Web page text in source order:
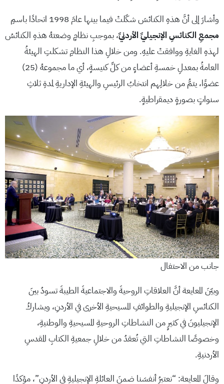
وأشارَ إلى أنَّ هذهِ الكنائسَ شكّلتْ فيما بينها عامَ 1998 اتحادًا باسمِ
مجمعِ الكنائسِ الإنجيليِّ الأردنيِّ، بموجبِ نظامٍ وضعتهُ هذهِ الكنائسُ
لهذهِ الغايةِ ووافقتْ عليهِ. ومن خلالِ هذا النظامِ تشكلتِ الهيئةُ
العامةُ بمعدلِ خمسةِ أعضاءٍ من كلِّ كنيسةٍ، أي ما مجموعهُ (25)
عضوًا، يتمُّ من خلالِهم انتخابُ الرئيسِ والهيئةِ الإداريةِ لمدةِ ثلاثِ
سنواتٍ بصورةٍ ديمقراطيةٍ.
جانب من الاحتفال
وبيّنَ المعايعة أنَّ العلاقاتِ الروحيةَ والاجتماعيةَ الطيبةَ تسودُ بينَ
الكنائسِ الإنجيليةِ والطوائفِ المسيحيةِ الأخرى في الأردنِ، ويشاركُ
الإنجيليونَ في كثيرٍ من النشاطاتِ الروحيةِ المسيحيةِ والوطنيةِ،
وخصوصًا النشاطاتِ التي تُعقدُ من خلالِ جمعيةِ الكتابِ المقدسِ
الأردنيةِ.
وقالَ المعايعة: “نعتبرُ أنفسَنا ضمنَ العائلةِ الإنجيليةِ في الأردنِ”، مؤكدًا